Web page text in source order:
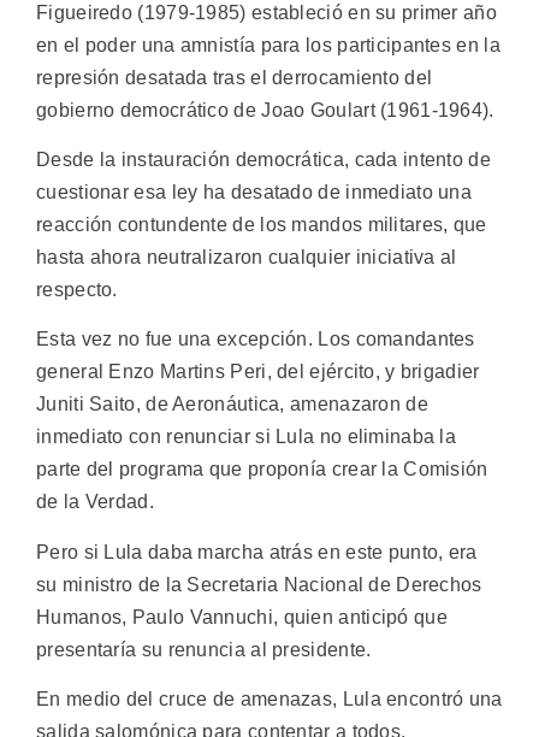
Figueiredo (1979-1985) estableció en su primer año
en el poder una amnistía para los participantes en la
represión desatada tras el derrocamiento del
gobierno democrático de Joao Goulart (1961-1964).
Desde la instauración democrática, cada intento de
cuestionar esa ley ha desatado de inmediato una
reacción contundente de los mandos militares, que
hasta ahora neutralizaron cualquier iniciativa al
respecto.
Esta vez no fue una excepción. Los comandantes
general Enzo Martins Peri, del ejército, y brigadier
Juniti Saito, de Aeronáutica, amenazaron de
inmediato con renunciar si Lula no eliminaba la
parte del programa que proponía crear la Comisión
de la Verdad.
Pero si Lula daba marcha atrás en este punto, era
su ministro de la Secretaria Nacional de Derechos
Humanos, Paulo Vannuchi, quien anticipó que
presentaría su renuncia al presidente.
En medio del cruce de amenazas, Lula encontró una
salida salomónica para contentar a todos.